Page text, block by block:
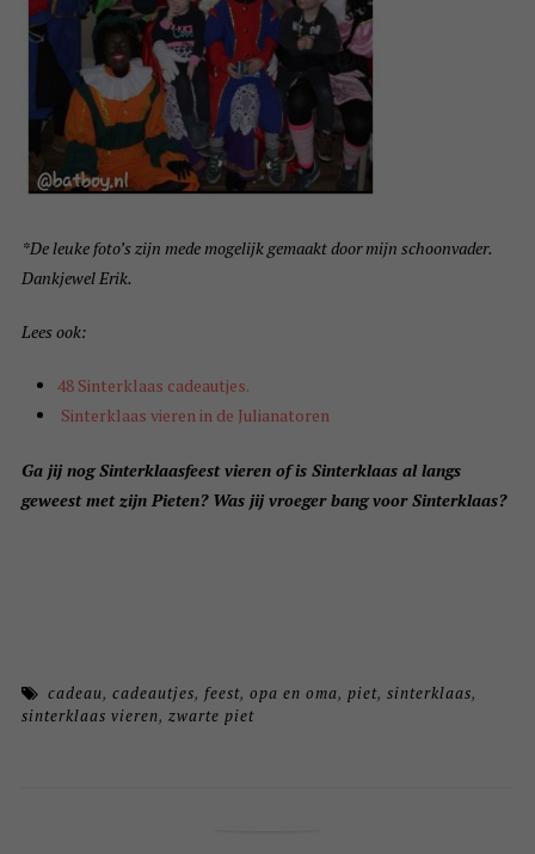
*De leuke foto’s zijn mede mogelijk gemaakt door mijn schoonvader.
Dankjewel Erik.
Lees ook:
48 Sinterklaas cadeautjes.
Sinterklaas vieren in de Julianatoren
Ga jij nog Sinterklaasfeest vieren of is Sinterklaas al langs
geweest met zijn Pieten? Was jij vroeger bang voor Sinterklaas?
cadeau,cadeautjes, feest,opa en oma, piet,sinterklaas,
sinterklaas vieren, zwarte piet